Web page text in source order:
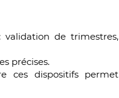
de trimestres,
précises.
ces dispositifs permet